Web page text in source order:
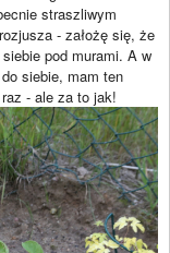
straszliwym
- założę się, że
pod murami. A w
siebie, mam ten
- ale za to jak!